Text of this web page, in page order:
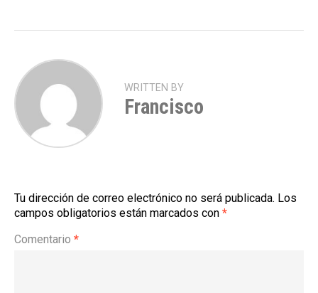
WRITTEN BY
Francisco
Tu dirección de correo electrónico no será publicada. Los
campos obligatorios están marcados con *
Comentario *